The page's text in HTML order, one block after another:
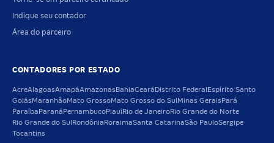
Indique seu contador
Área do parceiro
CONTADORES POR ESTADO
AcreAlagoasAmapáAmazonas BahiaCeará Distrito Federal Espírito Santo
GoiásMaranhãoMato GrossoMato Grosso do Sul Minas Gerais Pará
Paraíba Paraná PernambucoPiauíRio de JaneiroRio Grande do Norte
Rio Grande do Sul Rondônia RoraimaSanta CatarinaSão PauloSergipe
Tocantins